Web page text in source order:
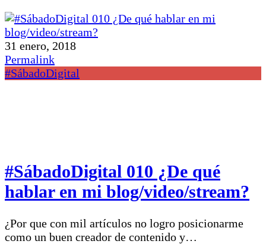
31 enero, 2018
Permalink
#SábadoDigital
#SábadoDigital 010 ¿De qué
hablar en mi blog/video/stream?
¿Por que con mil artículos no logro posicionarme
como un buen creador de contenido y…